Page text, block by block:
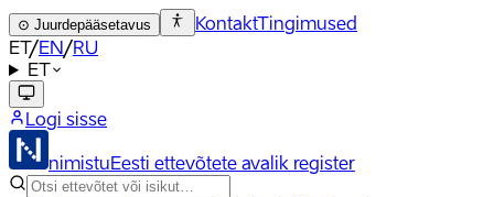
⊙ Juurdepääsetavus KontaktTingimused
ET/EN/RU
ET
Logi sisse
nimistuEesti ettevõtete avalik register